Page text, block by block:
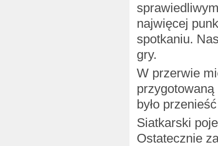
najwięcej
spotkaniu.
gry.
W przerwie
przygotowaną
było
Siatkarski
Ostatecznie